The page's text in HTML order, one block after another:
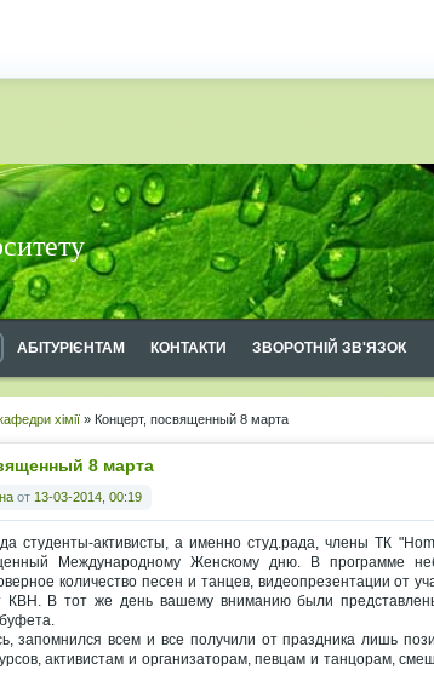
АБІТУРІЄНТАМ КОНТАКТИ ЗВОРОТНІЙ ЗВ'ЯЗОК
хімії » Концерт, посвященный 8 марта
8 марта
от 13-03-2014, 00:19
студенты-активисты, а именно студ.рада, члены ТК
Международному Женскому дню. В программе
количество песен и танцев, видеопрезентации от
КВН. В тот же день вашему вниманию были
запомнился всем и все получили от праздника лишь
активистам и организаторам, певцам и танцорам,